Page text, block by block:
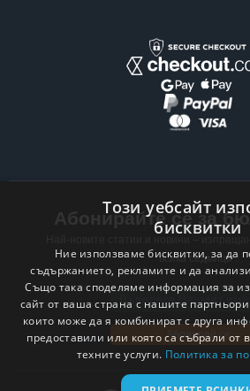
Абонирайте се за
всяка седмица .
Email address
Абонирай се
Този уебсайт
бисквитки
Ние използваме бисквитки, за да
съдържанието, рекламите и да
Също така споделяме информация за
сайт от ваша страна с нашите
които може да я комбинират с друга
предоставили или която са събрали от
техните услуги. Политика за